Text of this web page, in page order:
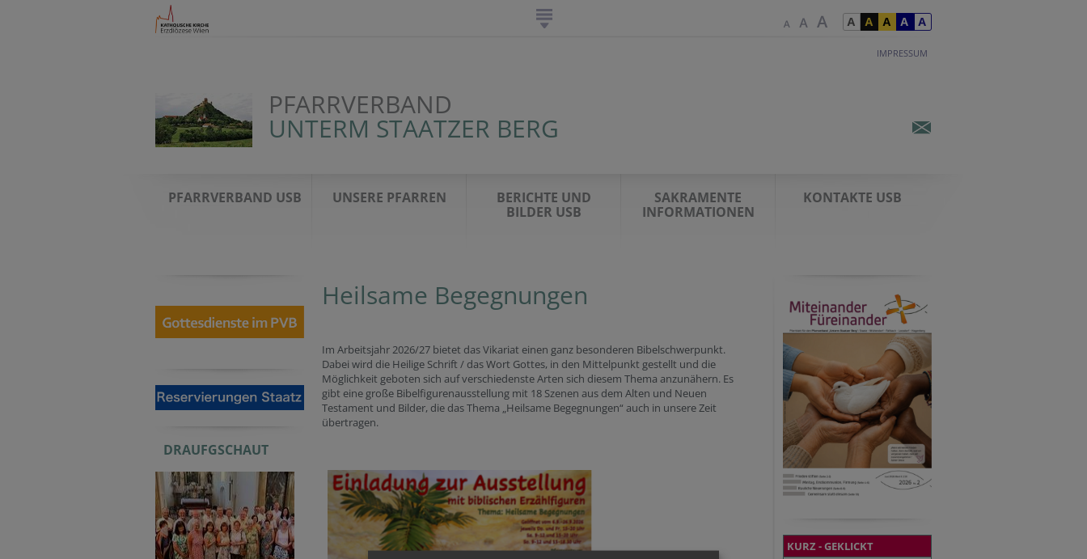
IMPRESSUM
PFARRVERBAND
UNTERM STAATZER BERG
PFARRVERBAND USB UNSERE PFARREN
BERICHTE UND
BILDER USB
SAKRAMENTE
INFORMATIONEN
KONTAKTE USB
DRAUFGSCHAUT
Heilsame Begegnungen
Im Arbeitsjahr 2026/27 bietet das Vikariat einen ganz besonderen Bibelschwerpunkt.
Dabei wird die Heilige Schrift / das Wort Gottes, in den Mittelpunkt gestellt und die
Möglichkeit geboten sich auf verschiedenste Arten sich diesem Thema anzunähern. Es
gibt eine große Bibelfigurenausstellung mit 18 Szenen aus dem Alten und Neuen
Testament und Bilder, die das Thema „Heilsame Begegnungen“ auch in unsere Zeit
übertragen.
KURZ - GEKLICKT